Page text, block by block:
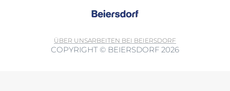
ÜBER UNSARBEITEN BEI BEIERSDORF
COPYRIGHT © BEIERSDORF 2026